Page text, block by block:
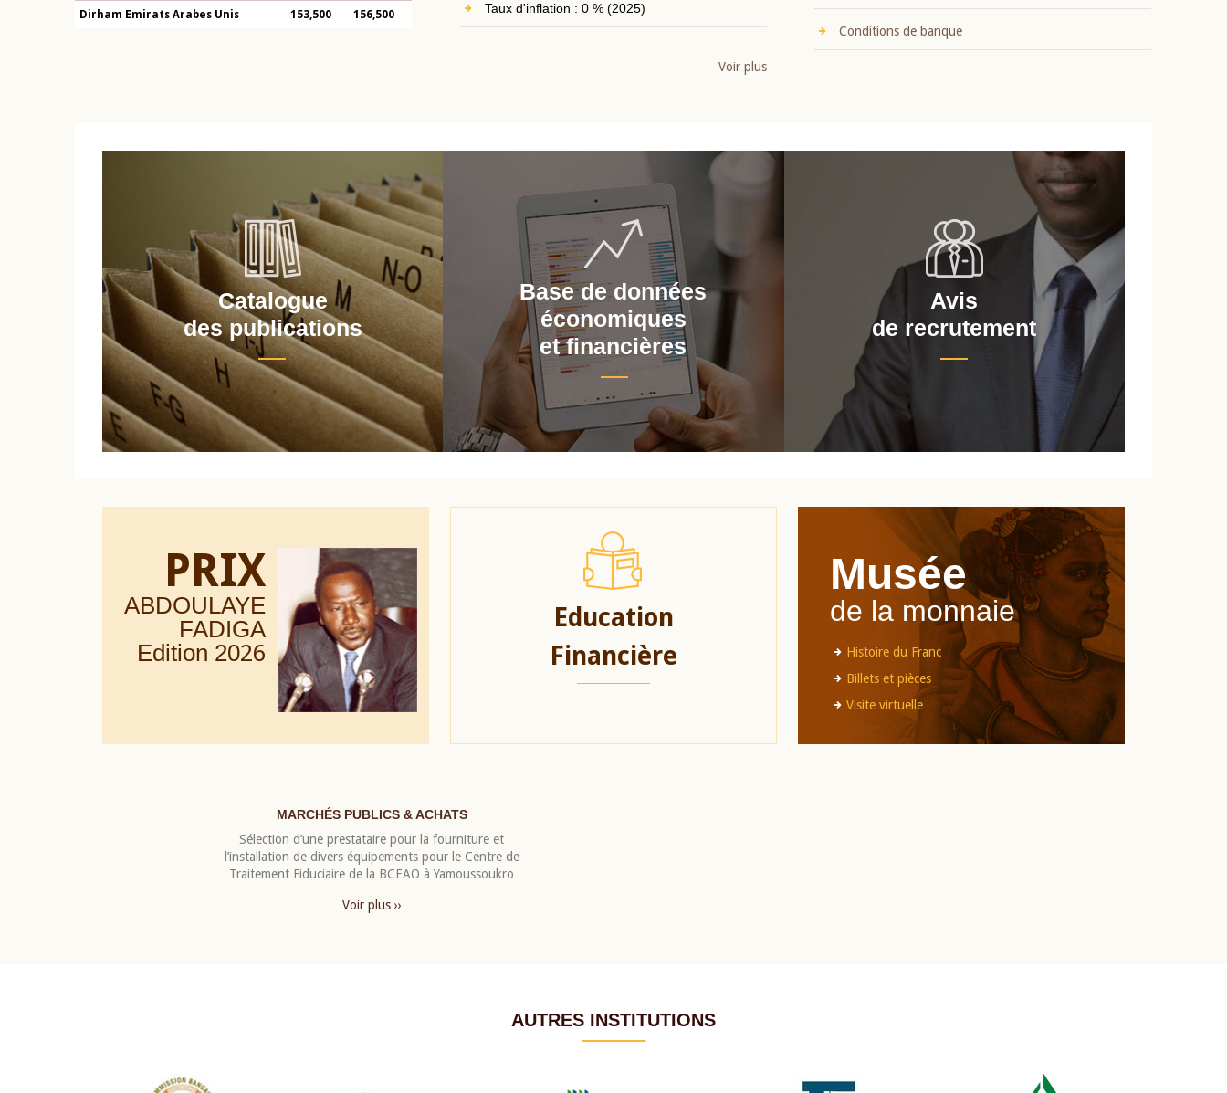
Dirham Emirats Arabes Unis 153,500 156,500 Taux d'inflation : 0 % (2025)
Voir plus
Conditions de banque
Catalogue
des publications
Base de données
économiques
et financières
Avis
de recrutement
PRIX
ABDOULAYE
FADIGA
Edition 2026
Education
Financière
Musée
de la monnaie
Histoire du Franc
Billets et pièces
Visite virtuelle
MARCHÉS PUBLICS & ACHATS
Sélection d’une prestataire pour la fourniture et
l’installation de divers équipements pour le Centre de
Traitement Fiduciaire de la BCEAO à Yamoussoukro
Voir plus ››
AUTRES INSTITUTIONS